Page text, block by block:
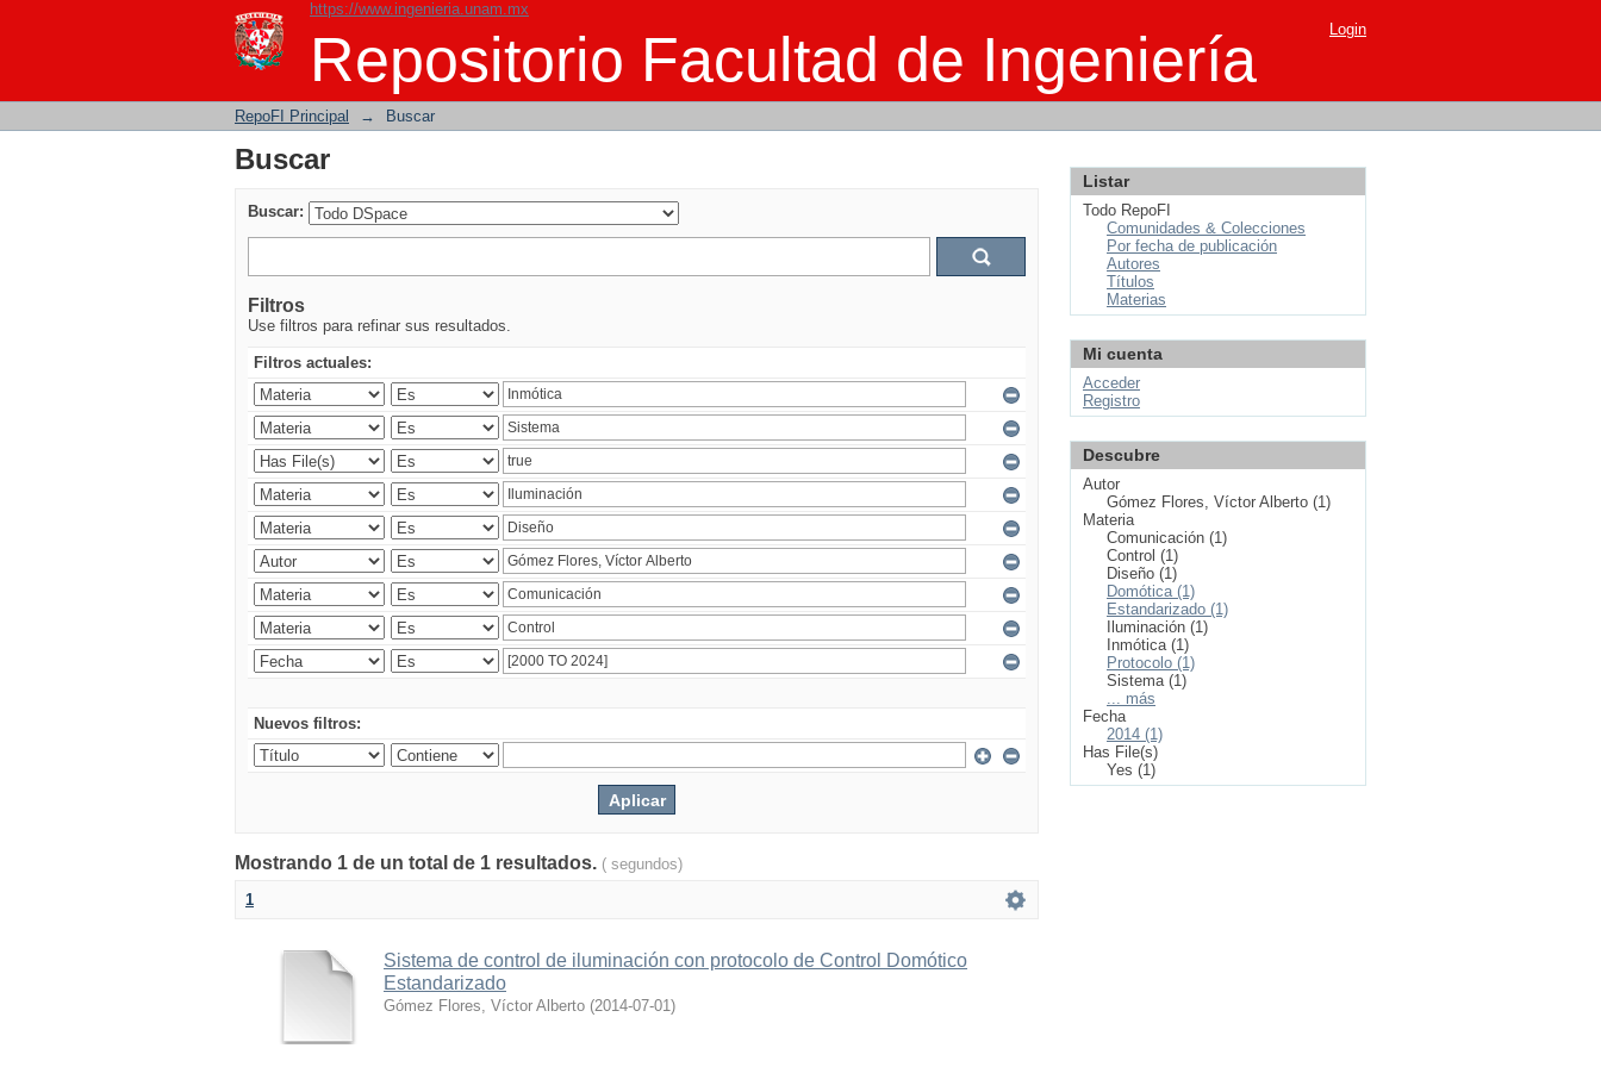
https://www.ingenieria.unam.mx
Repositorio Facultad de Ingeniería
Buscar Login
RepoFI Principal → Buscar
Buscar
Buscar:
Filtros
Use filtros para refinar sus resultados.
Filtros actuales:
Nuevos filtros:
Mostrando 1 de un total de 1 resultados. ( segundos)
1
Sistema de control de iluminación con protocolo de Control Domótico
Estandarizado
Gómez Flores, Víctor Alberto (2014-07-01)
Listar
Todo RepoFI
Comunidades & Colecciones
Por fecha de publicación
Autores
Títulos
Materias
Mi cuenta
Acceder
Registro
Descubre
Autor
Gómez Flores, Víctor Alberto (1)
Materia
Comunicación (1)
Control (1)
Diseño (1)
Domótica (1)
Estandarizado (1)
Iluminación (1)
Inmótica (1)
Protocolo (1)
Sistema (1)
... más
Fecha
2014 (1)
Has File(s)
Yes (1)